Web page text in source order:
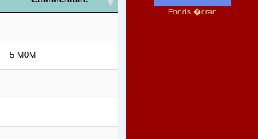
5 M0M
Fonds �cran